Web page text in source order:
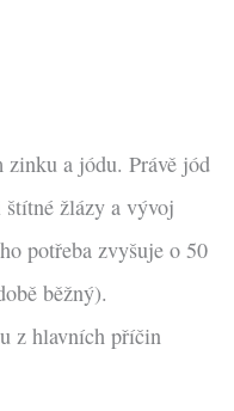
a jódu. Právě jód
žlázy a vývoj
potřeba zvyšuje o 50
běžný).
z hlavních příčin